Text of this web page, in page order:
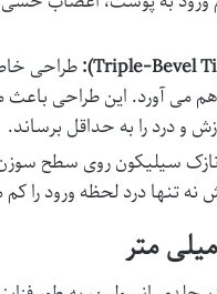
طراحی
می آورد. این طراحی
درد را به حداقل برساند.
نازک سیلیکون روی سطح
تنها درد لحظه ورود را